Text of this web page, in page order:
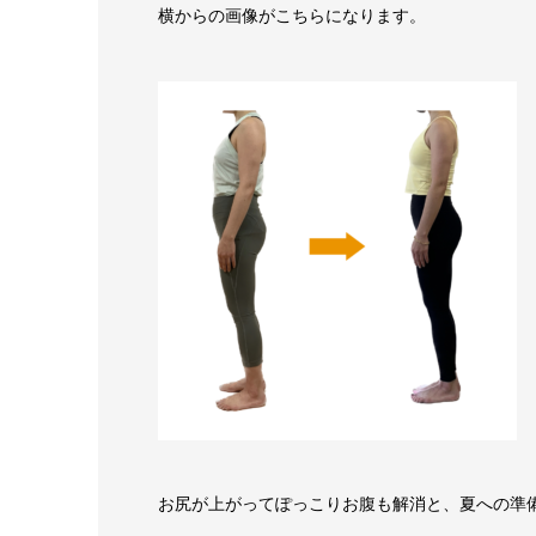
横からの画像がこちらになります。
お尻が上がってぽっこりお腹も解消と、夏への準